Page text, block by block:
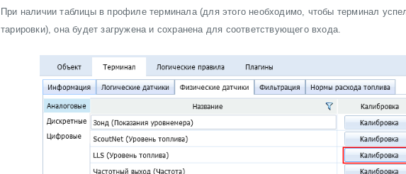
При наличии таблицы в профиле терминала (для этого необходимо, чтобы терминал
тарировки), она будет загружена и сохранена для соответствующего входа.